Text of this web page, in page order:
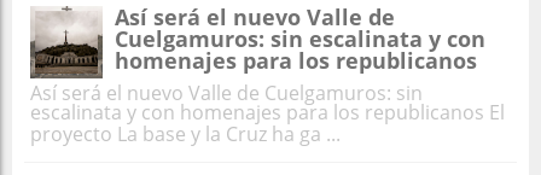
Así será el nuevo Valle de
Cuelgamuros: sin escalinata y con
homenajes para los republicanos
Así será el nuevo Valle de Cuelgamuros: sin
escalinata y con homenajes para los republicanos El
proyecto La base y la Cruz ha ga ...